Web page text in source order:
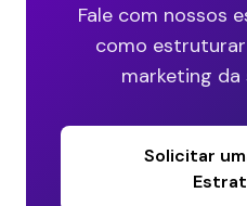
Fale com nossos
como
marketing da
Solicitar